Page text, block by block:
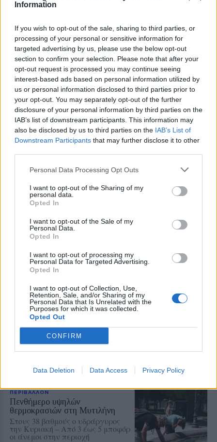
Information
If you wish to opt-out of the sale, sharing to third parties, or
processing of your personal or sensitive information for
targeted advertising by us, please use the below opt-out
section to confirm your selection. Please note that after your
opt-out request is processed you may continue seeing
interest-based ads based on personal information utilized by
us or personal information disclosed to third parties prior to
your opt-out. You may separately opt-out of the further
disclosure of your personal information by third parties on the
IAB’s list of downstream participants. This information may
also be disclosed by us to third parties on the IAB’s List of
Downstream Participants that may further disclose it to other
Personal Data Processing Opt Outs
I want to opt-out of the Sharing of my
personal data.
Opted In
I want to opt-out of the Sale of my
Personal Data.
Opted In
I want to opt-out of processing my
Personal Data for Targeted Advertising.
Opted In
I want to opt-out of Collection, Use,
Retention, Sale, and/or Sharing of my
Personal Data that Is Unrelated with the
Purposes for which it was collected.
Opted Out
CONFIRM
Data Deletion Data Access Privacy Policy
χρειάζεται είναι η πολιτική βούληση την οποία η
κυβέρνηση και Υπουργείο Αγροτικής Ανάπτυξης
αποφεύγουν να πάρουν.
Ας σταματήσει λοιπόν η Περιφέρεια να
εμφανίζεται ως συμμέτοχος των ενεργειών της
κυβέρνησης και του Υπουργείου Αγροτικής
Ανάπτυξης, αναπαράγοντας τις αστείες
δικαιολογίες τους και ας σταθεί για μια φορά
πραγματικά δίπλα στους ελαιοπαραγωγούς
μας, απαιτώντας με κάθε τρόπο την δίκαιη
αναζήτησης
Add stonisi.gr on Google ↗
ΣΤΗΝ ΙΔΙΑ ΚΑΤΗΓΟΡΙΑ
ΑΤΖΕΝΤΑ
Αφιέρωμα στον Νίκο Καλαϊτζή –
Μπινταγιάλα στον Μεσότοπο
Μουσική, φωτογραφία και
δραματοποίηση συνθέτουν την
ΠΕΡΙΒΑΛΛΟΝ
Πενθήμερο υψηλών
θερμοκρασιών στη Μυτιλήνη
Στους 38 βαθμούς ο υδράργυρος
την Κυριακή – Από 3 έως 5 μποφόρ
οι άνεμοι στην περιοχή